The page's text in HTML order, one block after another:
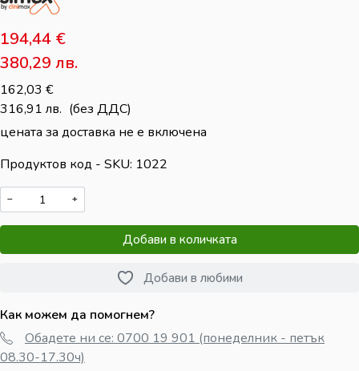
194,44 €
380,29 лв.
162,03 €
316,91 лв. (без ДДС)
цената за доставка не е включена
Продуктов код - SKU 1022
− +
Добави в количката
Добави в любими
Как можем да помогнем?
Обадете ни се: 0700 19 901 (понеделник - петък
08.30-17.30ч)